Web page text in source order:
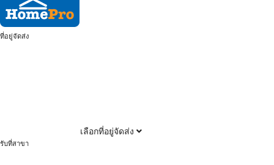
ที่อยู่จัดส่ง
เลือกที่อยู่จัดส่ง
รับที่สาขา